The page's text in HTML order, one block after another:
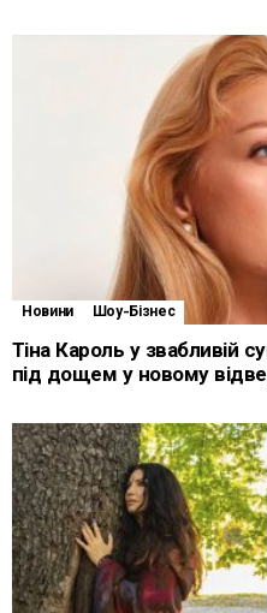
Новини Шоу-Бізнес
Тіна Кароль у звабливій
під дощем у новому